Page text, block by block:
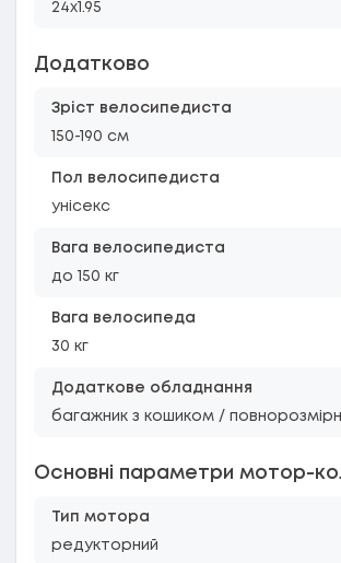
24x1.95
Додатково
Зріст велосипедиста
150-190 см
Пол велосипедиста
унісекс
Вага велосипедиста
до 150 кг
Вага велосипеда
30 кг
Додаткове обладнання
багажник з кошиком /
Основні параметри мотор-
Тип мотора
редукторний